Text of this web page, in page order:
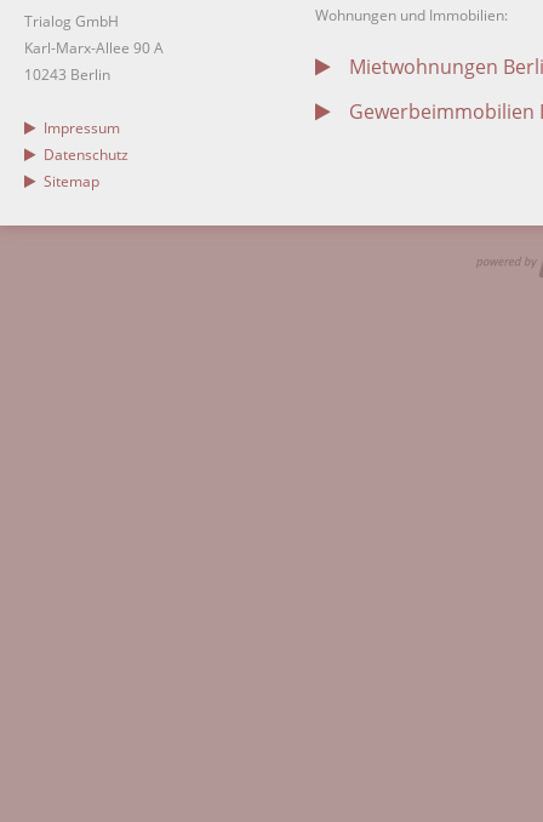
Trialog GmbH
Karl-Marx-Allee 90 A
10243 Berlin
Impressum
Datenschutz
Sitemap
Wohnungen und Immobilien:
Mietwohnungen
Gewerbeimmobilien